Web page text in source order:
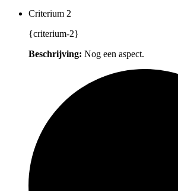
Criterium 2
{criterium-2}
Beschrijving: Nog een aspect.